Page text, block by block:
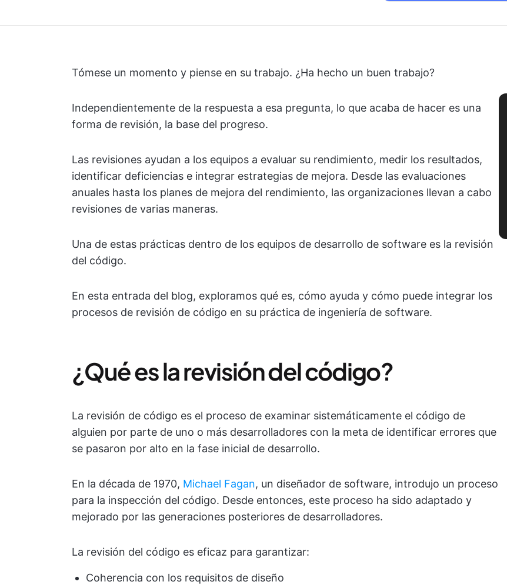
Tómese un momento y piense en su trabajo. ¿Ha hecho un buen trabajo?
Independientemente de la respuesta a esa pregunta, lo que acaba de hacer es una
forma de revisión, la base del progreso.
Las revisiones ayudan a los equipos a evaluar su rendimiento, medir los resultados,
identificar deficiencias e integrar estrategias de mejora. Desde las evaluaciones
anuales hasta los planes de mejora del rendimiento, las organizaciones llevan a cabo
revisiones de varias maneras.
Una de estas prácticas dentro de los equipos de desarrollo de software es la revisión
del código.
En esta entrada del blog, exploramos qué es, cómo ayuda y cómo puede integrar los
procesos de revisión de código en su práctica de ingeniería de software.
¿Qué es la revisión del código?
La revisión de código es el proceso de examinar sistemáticamente el código de
alguien por parte de uno o más desarrolladores con la meta de identificar errores que
se pasaron por alto en la fase inicial de desarrollo.
En la década de 1970, Michael Fagan, un diseñador de software, introdujo un proceso
para la inspección del código. Desde entonces, este proceso ha sido adaptado y
mejorado por las generaciones posteriores de desarrolladores.
La revisión del código es eficaz para garantizar:
Coherencia con los requisitos de diseño